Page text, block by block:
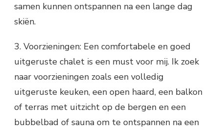
samen kunnen ontspannen na een lange dag
skiën.
3. Voorzieningen: Een comfortabele en goed
uitgeruste chalet is een must voor mij. Ik zoek
naar voorzieningen zoals een volledig
uitgeruste keuken, een open haard, een balkon
of terras met uitzicht op de bergen en een
bubbelbad of sauna om te ontspannen na een